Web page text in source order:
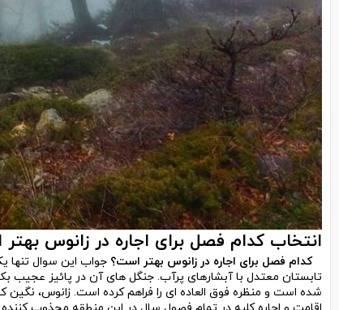
انتخاب کدام فصل برای اجاره در زانوس
کدام فصل برای اجاره در زانوس بهتر است؟ جواب این سوال تنها
تابستان معتدل با آبشارهای پرآب. جنگل های آن در پائیز عجیب
شده است و منظره فوق العاده ای را فراهم کرده است. زانوس،